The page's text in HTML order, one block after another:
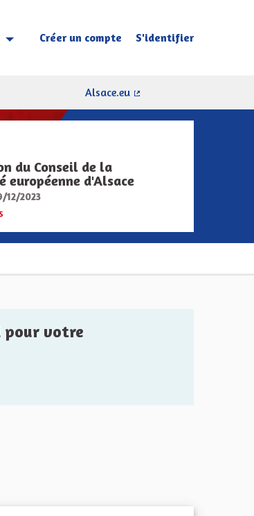
Choisir la langue Sprache wählen
Créer un compte S'identifier
Alsace.eu
du Conseil de la
européenne d'Alsace
12/2023
pour votre